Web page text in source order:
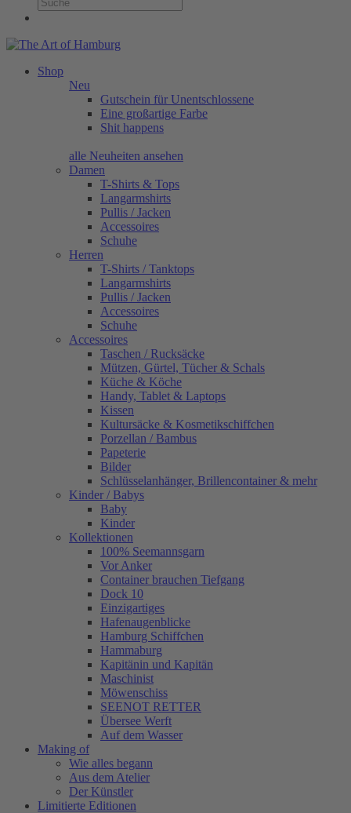
Shop
Neu
Gutschein für Unentschlossene
Eine großartige Farbe
Shit happens
alle Neuheiten ansehen
Damen
T-Shirts & Tops
Langarmshirts
Pullis / Jacken
Accessoires
Schuhe
Herren
T-Shirts / Tanktops
Langarmshirts
Pullis / Jacken
Accessoires
Schuhe
Accessoires
Taschen / Rucksäcke
Mützen, Gürtel, Tücher & Schals
Küche & Köche
Handy, Tablet & Laptops
Kissen
Kultursäcke & Kosmetikschiffchen
Porzellan / Bambus
Papeterie
Bilder
Schlüsselanhänger, Brillencontainer & mehr
Kinder / Babys
Baby
Kinder
Kollektionen
100% Seemannsgarn
Vor Anker
Container brauchen Tiefgang
Dock 10
Einzigartiges
Hafenaugen­blicke
Hamburg Schiffchen
Hammaburg
Kapitänin und Kapitän
Maschinist
Möwenschiss
SEENOT RETTER
Übersee Werft
Auf dem Wasser
Making of
Wie alles begann
Aus dem Atelier
Der Künstler
Limitierte Editionen